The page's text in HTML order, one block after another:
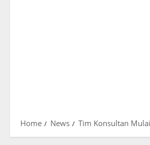
Home News Tim Konsultan